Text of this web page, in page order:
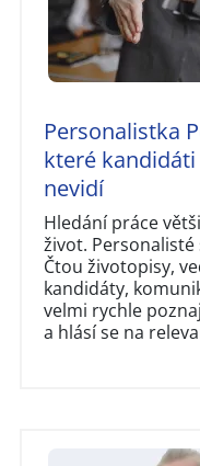
Personalistka
které
nevidí
Hledání práce
život. Personalisté
Čtou životopisy,
kandidáty,
velmi rychle
a hlásí se na